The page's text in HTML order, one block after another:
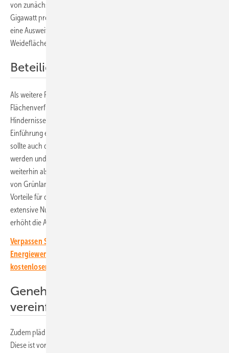
von zunächst 200 Megawatt im Jahr 2024 und perspektivisch ein
Gigawatt pro Jahr ab 2028 geschaffen werden. Sinnvoll wäre zudem
eine Ausweitung dieser Kategorie auf Photovoltaikanlagen auf
Weideflächen sowie auf Extensive Agri-PV“, sagt Andreae.
Beteiligungen ermöglichen
Als weitere Punkte nennt sie die umfassendere und schnellere
Flächenverfügbarkeit und das Ebnen von regulatorischen
Hindernissen wie die Streichung wiederkehrender Nachweise und die
Einführung einer Duldungspflicht für Anschlussleitungen. Zusätzlich
sollte auch die Förderung für kleine Agri-PV-Anlagen verbessert
werden und Flächen, die mit Agri-PV-Anlagen bebaut wurden, sollten
weiterhin als landwirtschaftliche Flächen gelten. Auch die Definition
von Grünland muss endlich klargestellt werden. Die Agri-PV hat sogar
Vorteile für die Landwirtschaft und die Anwohner. Denn eine
extensive Nutzung der Photovoltaik steigert die Biodiversität und
erhöht die Akzeptanz, wenn freiwillige Beteiligungen möglich sind.
Verpassen Sie keine wichtige Information rund um die solare
Energiewende! Abonnieren Sie dazu einfach unseren
kostenlosen Newsletter.
Genehmigungsverfahren
vereinfachen
Zudem plädiert Andreae für eine Standardisierung der Regelungen.
Diese ist vor allem für die Gemeinden hilfreich, die oft mit den